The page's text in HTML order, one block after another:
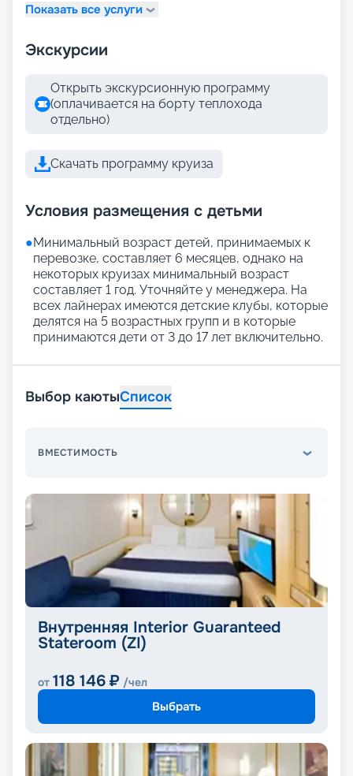
Показать все услуги
Экскурсии
Открыть экскурсионную программу
(оплачивается на борту теплохода
отдельно)
Скачать программу круиза
Условия размещения с детьми
●Минимальный возраст детей, принимаемых к
перевозке, составляет 6 месяцев, однако на
некоторых круизах минимальный возраст
составляет 1 год. Уточняйте у менеджера. На
всех лайнерах имеются детские клубы, которые
делятся на 5 возрастных групп и в которые
принимаются дети от 3 до 17 лет включительно.
Выбор каютыСписок
ВМЕСТИМОСТЬ
Внутренняя Interior Guaranteed
Stateroom (ZI)
от 118 146 ₽ /чел
Выбрать